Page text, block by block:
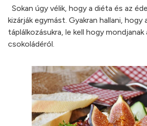
Sokan úgy vélik, hogy a diéta és az
kizárják egymást. Gyakran hallani, hogy
táplálkozásukra, le kell hogy mondjanak
csokoládéról.